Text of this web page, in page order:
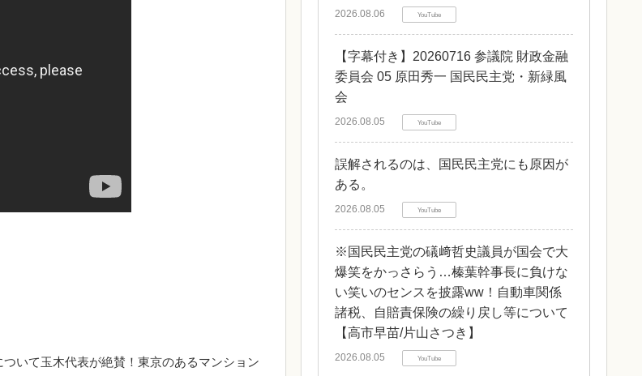
いて玉木代表が絶賛！東京のあるマンション
2026.08.06 YouTube
【字幕付き】20260716 参議院 財政金融
委員会 05 原田秀一 国民民主党・新緑風
会
2026.08.05 YouTube
誤解されるのは、国民民主党にも原因が
ある。
2026.08.05 YouTube
※国民民主党の礒﨑哲史議員が国会で大
爆笑をかっさらう…榛葉幹事長に負けな
い笑いのセンスを披露ww！自動車関係
諸税、自賠責保険の繰り戻し等について
【高市早苗/片山さつき】
2026.08.05 YouTube